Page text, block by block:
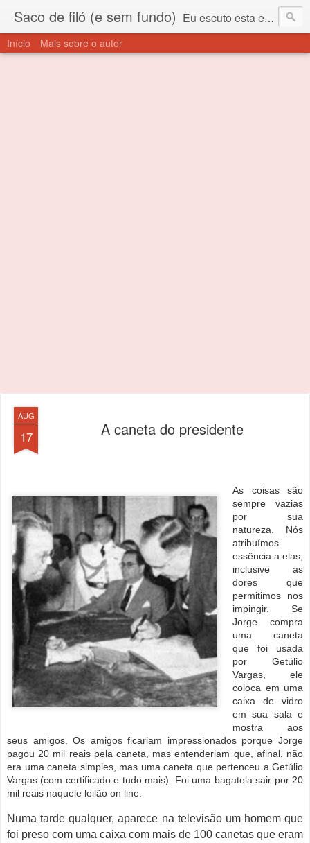
Saco de filó (e sem fundo) Eu escuto esta expressão "saco de filó" desde criança. Para quem não sabe, filó é um tecido todo furadinho e permite que um saco feito com ele, mesmo que muito exposto ao ar soprado para dentro, nunca vai se encher. Aí está o propósito deste nome... Para viver em sociedade tem que ter saco de filó.
Início Mais sobre o autor
AUG
17 A caneta do presidente
As coisas são
sempre vazias
por sua
natureza. Nós
atribuímos
essência a elas,
inclusive as
dores que
permitimos nos
impingir. Se
Jorge compra
uma caneta
que foi usada
por Getúlio
Vargas, ele
coloca em uma
caixa de vidro
em sua sala e
mostra aos
seus amigos. Os amigos ficariam impressionados porque Jorge
pagou 20 mil reais pela caneta, mas entenderiam que, afinal, não
era uma caneta simples, mas uma caneta que pertenceu a Getúlio
Vargas (com certificado e tudo mais). Foi uma bagatela sair por 20
mil reais naquele leilão on line.
Numa tarde qualquer, aparece na televisão um homem que
foi preso com uma caixa com mais de 100 canetas que eram